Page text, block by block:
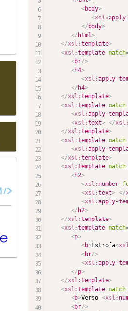
<body>
<xsl:
</ body>
</ html>
</xsl:template>
<xsl:template match
<br/>
<h4>
<xsl:apply-
</ h4>
</xsl:template>
<xsl:template match
<xsl:apply-
<xsl:text> </
</xsl:template>
<xsl:template match
<xsl:apply-
</xsl:template>
<xsl:template match
<h2>
<xsl: number
<xsl:text> </
<xsl:apply-
</ h2>
</xsl:template>
<xsl:template match
<p>
<b>Estrofa<
<br/>
<xsl:apply-
</p>
</xsl:template>
<xsl:template match
<b>Verso <xsl:
<br/>